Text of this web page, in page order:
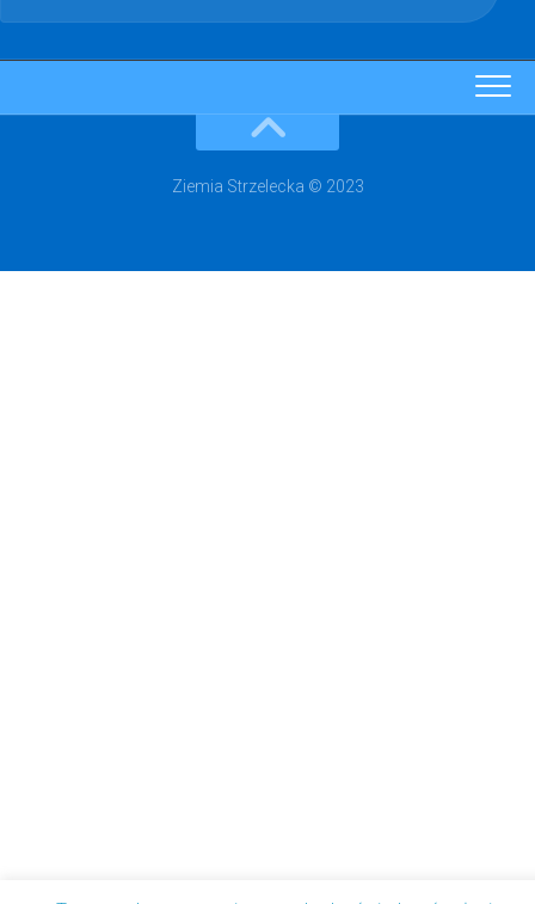
Ziemia Strzelecka © 2023